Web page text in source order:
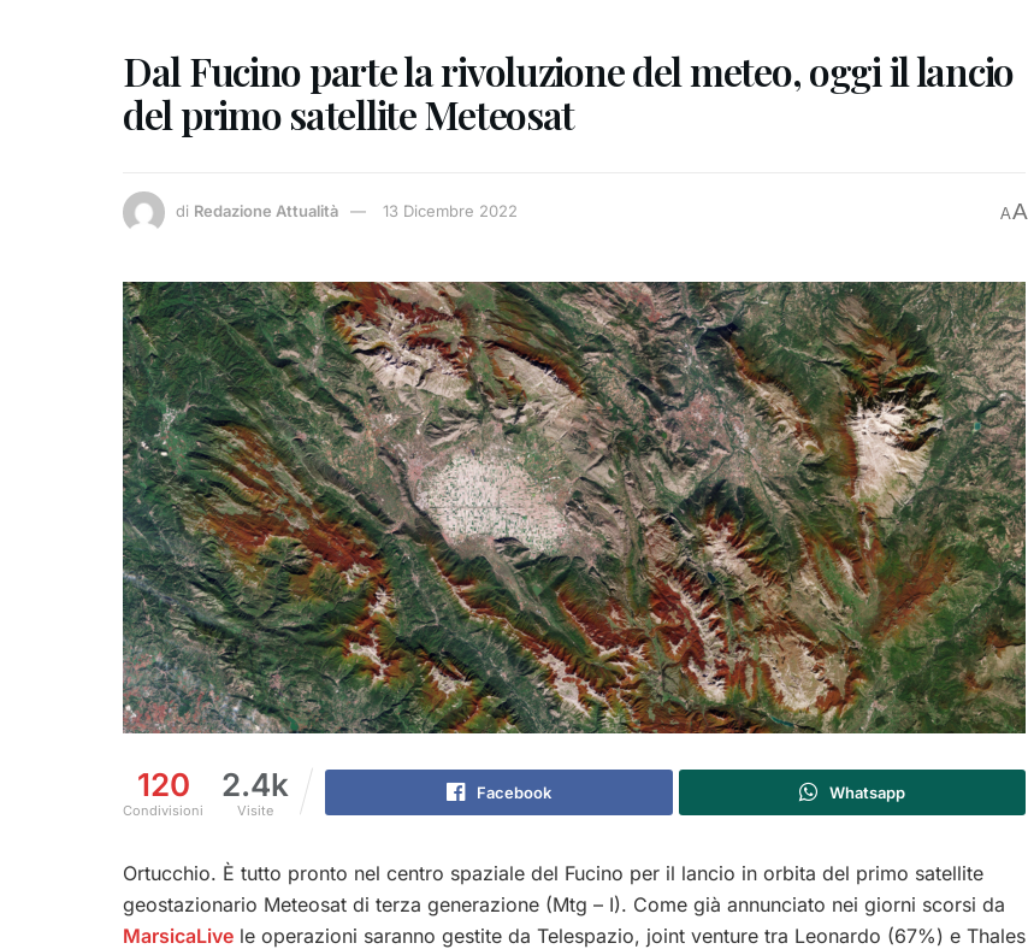
Dal Fucino parte la rivoluzione del meteo, oggi il lancio
del primo satellite Meteosat
di Redazione Attualità 13 Dicembre 2022 AA
120
Condivisioni
2.4k
Visite
Facebook Whatsapp
Ortucchio. È tutto pronto nel centro spaziale del Fucino per il lancio in orbita del primo satellite
geostazionario Meteosat di terza generazione (Mtg – I). Come già annunciato nei giorni scorsi da
MarsicaLive le operazioni saranno gestite da Telespazio, joint venture tra Leonardo (67%) e Thales